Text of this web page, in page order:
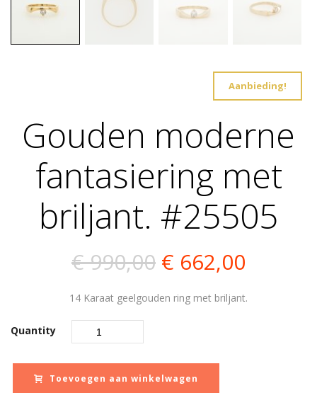
Aanbieding!
Gouden moderne
fantasiering met
briljant. #25505
€990,00
prijs
€ 662,00
prijs
14 Karaat geelgouden ring met briljant.
Quantity
Toevoegen aan winkelwagen